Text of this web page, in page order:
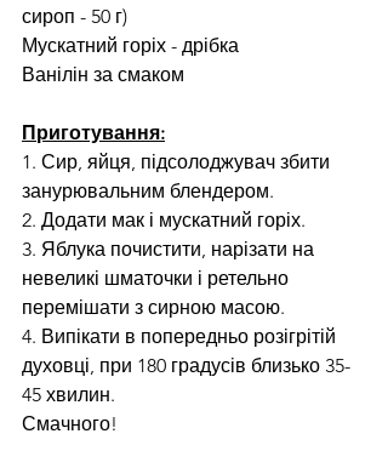
сироп - 50 г)
Мускатний горіх - дрібка
Ванілін за смаком
Приготування:
1. Сир, яйця, підсолоджувач збити
занурювальним блендером.
2. Додати мак і мускатний горіх.
3. Яблука почистити, нарізати на
невеликі шматочки і ретельно
перемішати з сирною масою.
4. Випікати в попередньо розігрітій
духовці, при 180 градусів близько 35-
45 хвилин.
Смачного!